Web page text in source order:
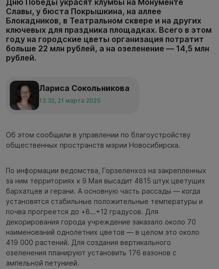
Дню Победы украсят клумбы на Монументе
Славы, у бюста Покрышкина, на аллее
Блокадников, в Театральном сквере и на других
ключевых для праздника площадках. Всего в этом
году на городские цветы организация потратит
больше 22 млн рублей, а на озеленение — 14,5 млн
рублей.
Лариса Сокольникова
13:32, 21 марта 2025
Об этом сообщили в управлении по благоустройству
общественных пространств мэрии Новосибирска.
По информации ведомства, Горзеленхоз на закреплённых
за ним территориях к 9 Мая высадит 4815 штук цветущих
бархатцев и герани. А основную часть рассады — когда
установятся стабильные положительные температуры и
почва прогреется до +8...+12 градусов. Для
декорирования города учреждение заказало около 70
наименований однолетних цветов — в целом это около
419 000 растений. Для создания вертикального
озеленения планируют установить 176 вазонов с
ампельной петунией.